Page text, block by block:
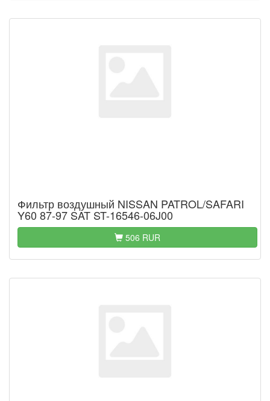
Фильтр воздушный NISSAN PATROL/SAFARI
Y60 87-97 SAT ST-16546-06J00
506 RUR